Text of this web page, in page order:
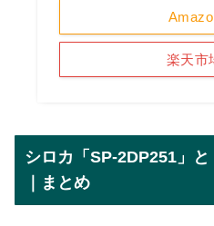
楽天市
シロカ「SP-2DP251」
｜まとめ